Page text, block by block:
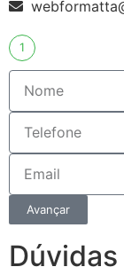
1
Avançar